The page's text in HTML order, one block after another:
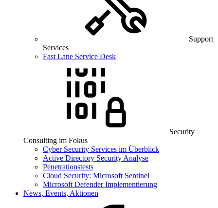
Support
Services
Fast Lane Service Desk
Security
Consulting im Fokus
Cyber Security Services im Überblick
Active Directory Security Analyse
Penetrationstests
Cloud Security: Microsoft Sentinel
Microsoft Defender Implementierung
News, Events, Aktionen